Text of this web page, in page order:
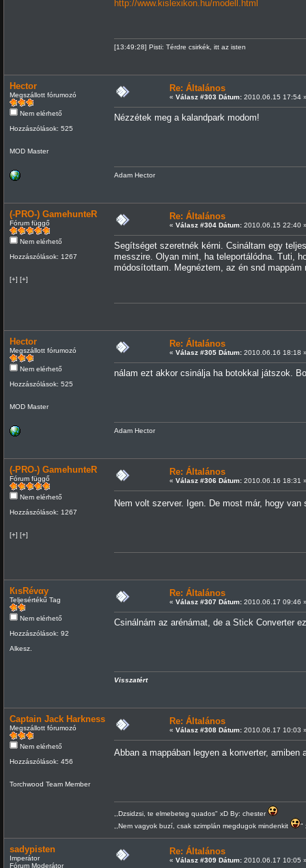
http://www.kislexikon.hu/modell.html
[13:49:28] Pisti: Térdre csirkék, itt az isten
Hector
Megszállott fórumozó
Nem elérhető
Hozzászólások: 525
MOD Master
Re: Általános
« Válasz #303 Dátum:2010.06.15 17:54
Nézzétek meg a kalandpark modom!
Adam Hector
(-PRO-) GamehunteR
Fórum függő
Nem elérhető
Hozzászólások: 1267
[+] [+]
Re: Általános
« Válasz #304 Dátum:2010.06.15 22:40
Segítséget szeretnék kérni. Csináltam egy
messzire. Olyan mint, ha teleportálódna. Tuti,
módosítottam. Megnéztem, az én snd
Hector
Megszállott fórumozó
Nem elérhető
Hozzászólások: 525
MOD Master
Re: Általános
« Válasz #305 Dátum:2010.06.16 18:18
nálam ezt akkor csinálja ha botokkal játszok.
Adam Hector
(-PRO-) GamehunteR
Fórum függő
Nem elérhető
Hozzászólások: 1267
[+] [+]
Re: Általános
« Válasz #306 Dátum:2010.06.16 18:31
Nem volt szerver. Igen. De most már, hogy
КιsRévαy
Teljesértékű Tag
Nem elérhető
Hozzászólások: 92
Alkesz.
Re: Általános
« Válasz #307 Dátum:2010.06.17 09:46
Csinálnám az arénámat, de a Stick Converter
Visszatért
Captain Jack Harkness
Megszállott fórumozó
Nem elérhető
Hozzászólások: 456
Torchwood Team Member
Re: Általános
« Válasz #308 Dátum:2010.06.17 10:03
Abban a mappában legyen a konverter,
,,Dzsidzsi, te elmebeteg quados" xD By: chester
,,Nem vagyok buzí, csak szimplán megdugok mindenkit
"
sadypisten
Imperátor
Fórum Moderátor
Re: Általános
« Válasz #309 Dátum:2010.06.17 10:05